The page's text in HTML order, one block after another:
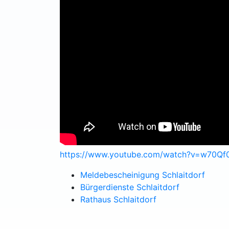
https://www.youtube.com/
Meldebescheinigung Schlaitdorf
Bürgerdienste Schlaitdorf
Rathaus Schlaitdorf